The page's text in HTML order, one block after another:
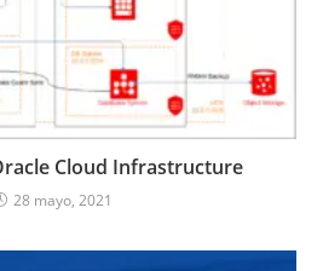
Cloud Infrastructure
28 mayo, 2021